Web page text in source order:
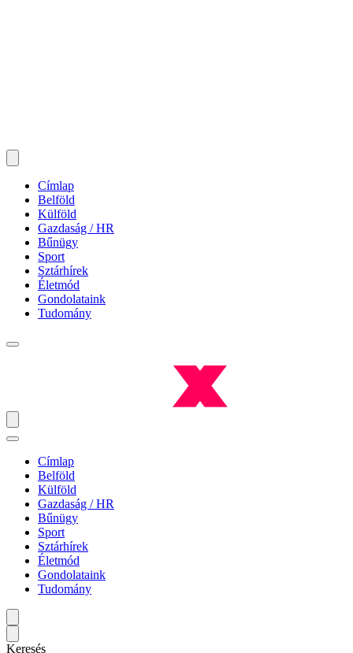
Címlap
Belföld
Külföld
Gazdaság / HR
Bűnügy
Sport
Sztárhírek
Életmód
Gondolataink
Tudomány
Címlap
Belföld
Külföld
Gazdaság / HR
Bűnügy
Sport
Sztárhírek
Életmód
Gondolataink
Tudomány
Keresés